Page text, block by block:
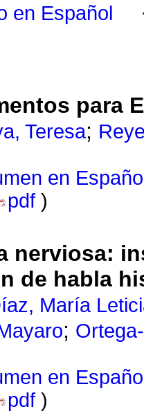
en Español
para
Teresa;
en
pdf )
nerviosa:
de habla
María
;
en
pdf )